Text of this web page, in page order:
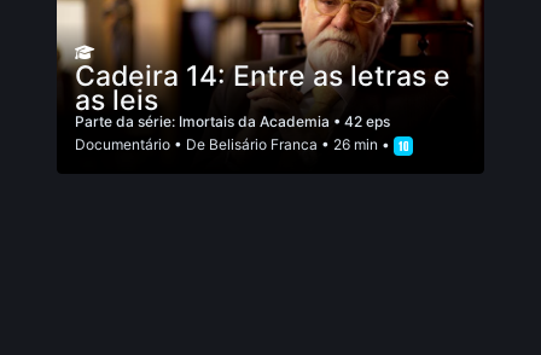
Cadeira 14: Entre as letras e
as leis
Parte da série: Imortais da Academia • 42 eps
Documentário • De Belisário Franca • 26 min •